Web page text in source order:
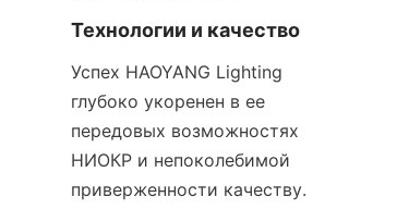
Технологии и качество
Успех HAOYANG Lighting
глубоко укоренен в ее
передовых возможностях
НИОКР и непоколебимой
приверженности качеству.